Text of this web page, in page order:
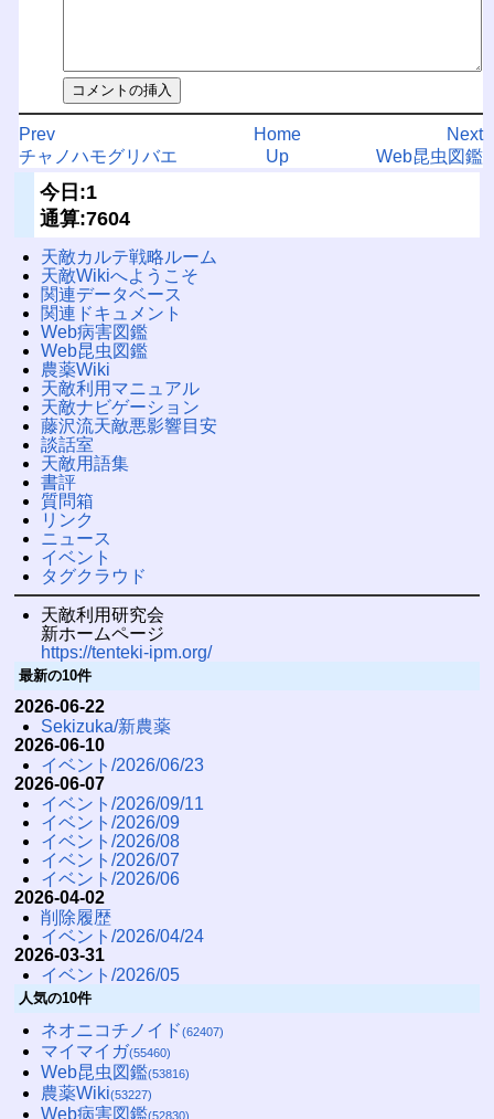
Prev
チャノハモグリバエ
Next
Web昆虫図鑑
Home
Up
今日:1
通算:7604
天敵カルテ戦略ルーム
天敵Wikiへようこそ
関連データベース
関連ドキュメント
Web病害図鑑
Web昆虫図鑑
農薬Wiki
天敵利用マニュアル
天敵ナビゲーション
藤沢流天敵悪影響目安
談話室
天敵用語集
書評
質問箱
リンク
ニュース
イベント
タグクラウド
天敵利用研究会
新ホームページ
https://tenteki-ipm.org/
最新の10件
2026-06-22
Sekizuka/新農薬
2026-06-10
イベント/2026/06/23
2026-06-07
イベント/2026/09/11
イベント/2026/09
イベント/2026/08
イベント/2026/07
イベント/2026/06
2026-04-02
削除履歴
イベント/2026/04/24
2026-03-31
イベント/2026/05
人気の10件
ネオニコチノイド(62407)
マイマイガ(55460)
Web昆虫図鑑(53816)
農薬Wiki(53227)
Web病害図鑑(52830)